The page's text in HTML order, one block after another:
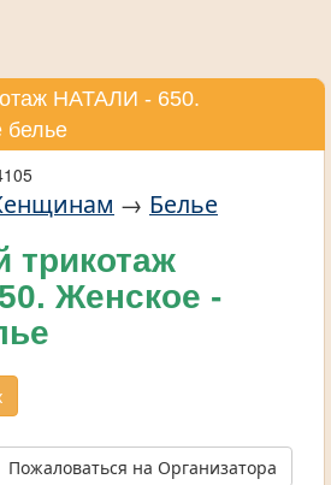
НАТАЛИ - 650.
→ Белье
трикотаж
Женское -
Пожаловаться на Организатора